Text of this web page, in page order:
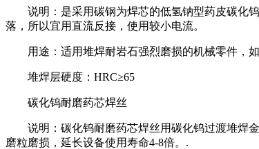
说明：是采用碳钢为焊芯的低氢钠型药皮碳化钨
落，所以宜用直流反接，使用较小电流。
用途：适用堆焊耐岩石强烈磨损的机械零件，如
堆焊层硬度：HRC≥65
碳化钨耐磨药芯焊丝
说明：碳化钨耐磨药芯焊丝用碳化钨过渡堆焊金
磨粒磨损，延长设备使用寿命4-8倍。.